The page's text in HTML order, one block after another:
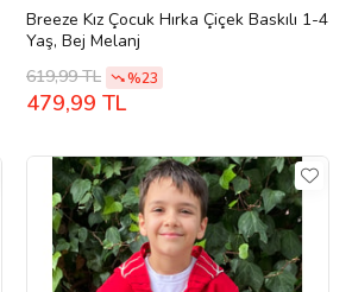
Breeze Kız Çocuk Hırka Çiçek Baskılı 1-4
Yaş, Bej Melanj
619,99 TL
%23
479,99 TL